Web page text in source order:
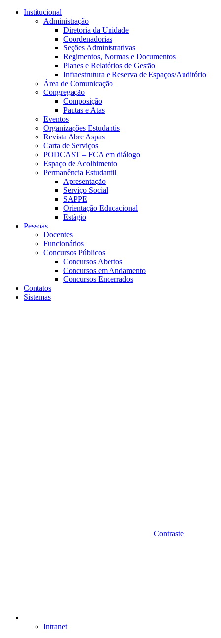
Conteúdo principal
Institucional
Administração
Diretoria da Unidade
Coordenadorias
Seções Administrativas
Regimentos, Normas e Documentos
Planes e Relatórios de Gestão
Infraestrutura e Reserva de Espaços/Auditório
Área de Comunicação
Congregação
Composição
Pautas e Atas
Eventos
Organizações Estudantis
Revista Abre Aspas
Carta de Serviços
PODCAST – FCA em diálogo
Espaço de Acolhimento
Permanência Estudantil
Apresentação
Serviço Social
SAPPE
Orientação Educacional
Estágio
Pessoas
Docentes
Funcionários
Concursos Públicos
Concursos Abertos
Concursos em Andamento
Concursos Encerrados
Contatos
Sistemas
Contraste
Intranet